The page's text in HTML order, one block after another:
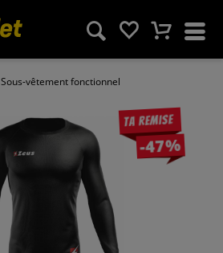
Sous-vêtement fonctionnel
Ta remise
-47%